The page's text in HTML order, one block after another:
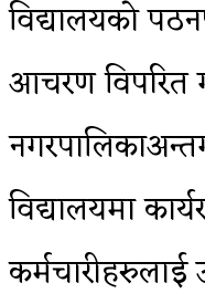
विद्यालयको
आचरण विपरित
विद्यालयमा